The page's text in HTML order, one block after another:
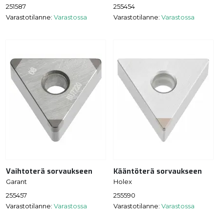
251587
Varastotilanne: Varastossa
255454
Varastotilanne: Varastossa
Vaihtoterä sorvaukseen
Garant
255457
Varastotilanne: Varastossa
Kääntöterä sorvaukseen
Holex
255590
Varastotilanne: Varastossa